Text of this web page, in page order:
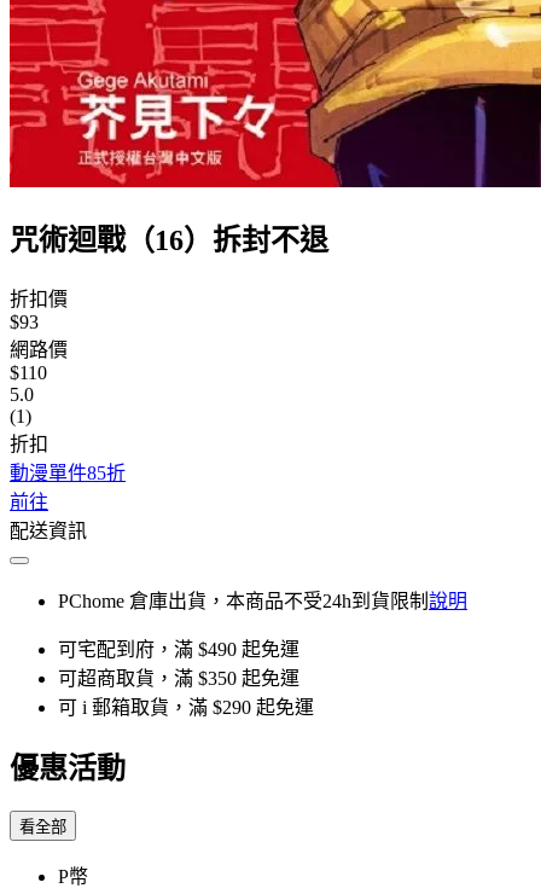
咒術迴戰（16）拆封不退
折扣價
$93
網路價
$110
5.0
(1)
折扣
動漫單件85折
前往
配送資訊
PChome 倉庫出貨，本商品不受24h到貨限制 說明
可宅配到府，滿 $490 起免運
可超商取貨，滿 $350 起免運
可 i 郵箱取貨，滿 $290 起免運
優惠活動
看全部
P幣